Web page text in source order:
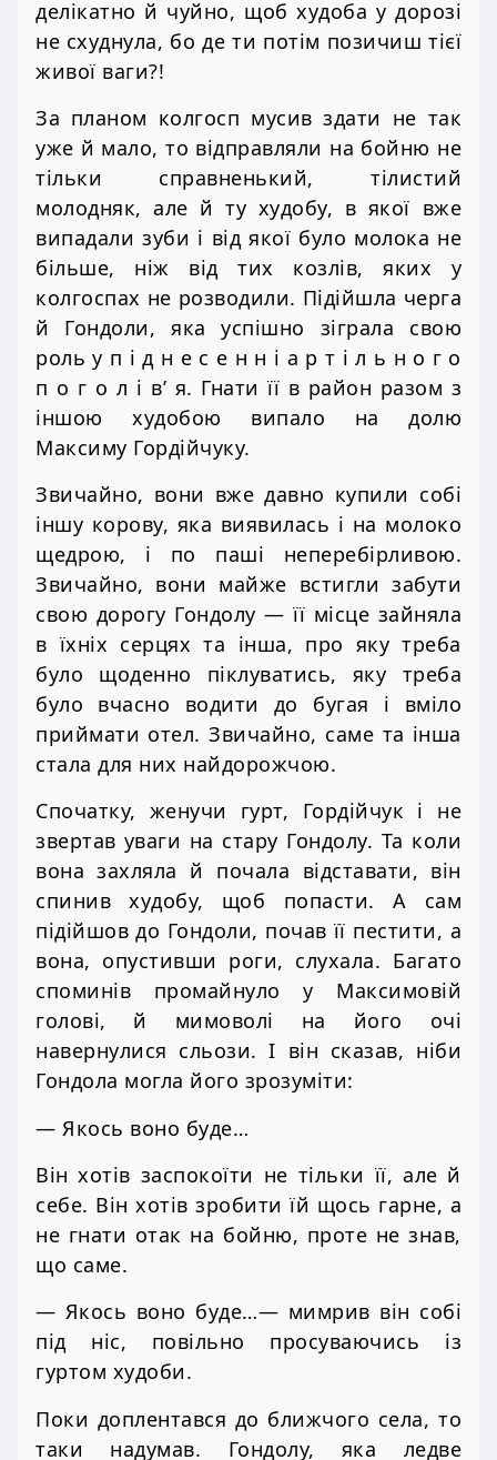
делікатно й чуйно, щоб худоба у дорозі
не схуднула, бо де ти потім позичиш тієї
живої ваги?!
За планом колгосп мусив здати не так
уже й мало, то відправляли на бойню не
тільки справненький, тілистий
молодняк, але й ту худобу, в якої вже
випадали зуби і від якої було молока не
більше, ніж від тих козлів, яких у
колгоспах не розводили. Підійшла черга
й Гондоли, яка успішно зіграла свою
роль у п і д н е с е н н і а р т і л ь н о г о
п о г о л і в’ я. Гнати її в район разом з
іншою худобою випало на долю
Максиму Гордійчуку.
Звичайно, вони вже давно купили собі
іншу корову, яка виявилась і на молоко
щедрою, і по паші неперебірливою.
Звичайно, вони майже встигли забути
свою дорогу Гондолу — її місце зайняла
в їхніх серцях та інша, про яку треба
було щоденно піклуватись, яку треба
було вчасно водити до бугая і вміло
приймати отел. Звичайно, саме та інша
стала для них найдорожчою.
Спочатку, женучи гурт, Гордійчук і не
звертав уваги на стару Гондолу. Та коли
вона захляла й почала відставати, він
спинив худобу, щоб попасти. А сам
підійшов до Гондоли, почав її пестити, а
вона, опустивши роги, слухала. Багато
споминів промайнуло у Максимовій
голові, й мимоволі на його очі
навернулися сльози. І він сказав, ніби
Гондола могла його зрозуміти:
— Якось воно буде…
Він хотів заспокоїти не тільки її, але й
себе. Він хотів зробити їй щось гарне, а
не гнати отак на бойню, проте не знав,
що саме.
— Якось воно буде…— мимрив він собі
під ніс, повільно просуваючись із
гуртом худоби.
Поки доплентався до ближчого села, то
таки надумав. Гондолу, яка ледве